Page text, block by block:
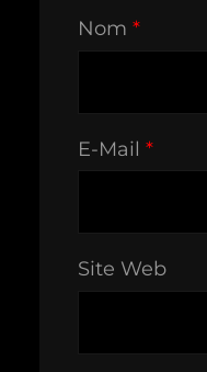
Nom *
E-Mail *
Site Web